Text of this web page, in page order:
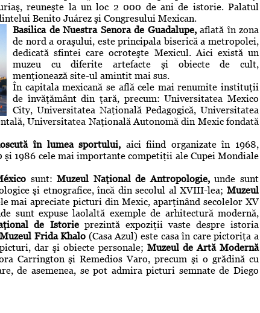
reuneşte la un loc 2 000 de ani de istorie. Palatul
Benito Juárez şi Congresului Mexican.
Basilica de Nuestra Senora de Guadalupe,aflată în zona
de nord a oraşului, este principala biserică a metropolei,
dedicată sfintei care ocroteşte Mexicul. Aici există un
muzeu cu diferite artefacte şi obiecte de cult,
menţionează site-ul amintit mai sus.
În capitala mexicană se află cele mai renumite instituţii
de învăţământ din ţară, precum: Universitatea Mexico
City, Universitatea Naţională Pedagogică, Universitatea
Universitatea Naţională Autonomă din Mexic fondată
în lumea sportului, aici fiind organizate în 1968,
1986 cele mai importante competiţii ale Cupei Mondiale
sunt:Muzeul Naţional de Antropologie,unde sunt
şi etnografice, încă din secolul al XVIII-lea; Muzeul
mai apreciate picturi din Mexic, aparţinând secolelor XV
sunt expuse laolaltă exemple de arhitectură modernă,
de Istorieprezintă expoziţii vaste despre istoria
Muzeul Frida Khalo (Casa Azul) este casa în care pictoriţa a
dar şi obiecte personale; Muzeul de Artă Modernă
Carrington şi Remedios Varo, precum şi o grădină cu
de asemenea, se pot admira picturi semnate de Diego